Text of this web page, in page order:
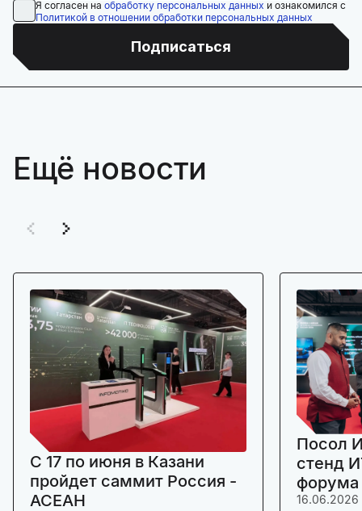
Я согласен на обработку персональных данных и ознакомился с
Политикой в отношении обработки персональных данных
Подписаться
Ещё новости
C 17 по июня в Казани
пройдет саммит Россия -
АСЕАН
Посол
стенд
16.06.2026